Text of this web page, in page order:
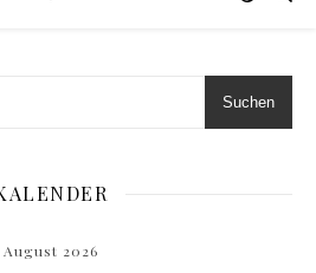
Suchen
August 2026